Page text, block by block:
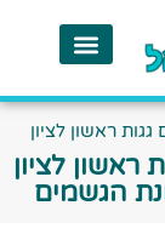
ראשון לציון
לציון
הגשמים